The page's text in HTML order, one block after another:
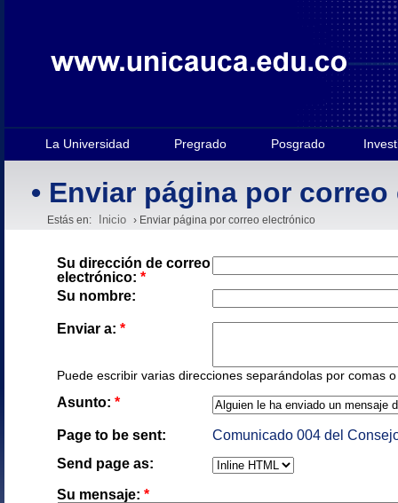
La Universidad Pregrado Posgrado
• Enviar página por
Estás en: Inicio › Enviar página por correo electrónico
Su dirección de correo
electrónico: *
Su nombre:
Enviar a: *
Puede escribir varias direcciones separándolas por comas
Asunto: *
Page to be sent:
Comunicado 004 del
Send page as:
Su mensaje: *